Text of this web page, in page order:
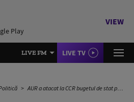
Play
VIEW
LIVE FM LIVE TV
AUR a atacat la CCR bugetul de stat pentru 2026. Care sunt motivele invocate de partidul lui George Simion